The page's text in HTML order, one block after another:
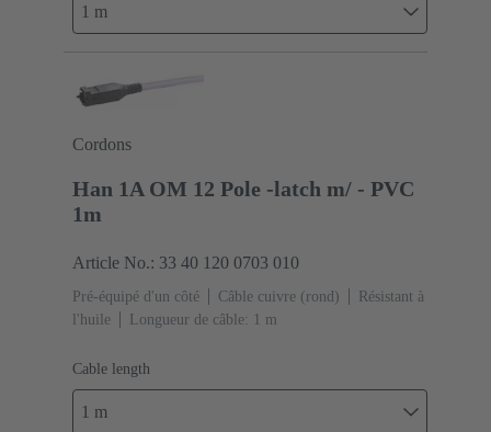
1 m
Cordons
Han 1A OM 12 Pole -latch m/ - PVC
1m
Article No.: 33 40 120 0703 010
Pré-équipé d'un côté Câble cuivre (rond)
Résistant à
l'huile
Longueur de câble: 1 m
Cable length
1 m